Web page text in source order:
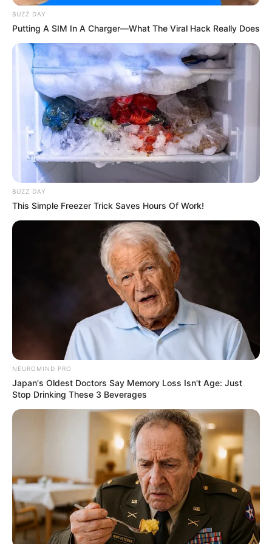
arrow_forward_ios Baca selengkapnya
Mute
(foto: instagram/wikasalim)
Biodata & Profil
Nama Lengkap: Wika Febriana Putri
BUZZ DAY
Putting A SIM In A Charger—What The Viral Hack Really Does
BUZZ DAY
This Simple Freezer Trick Saves Hours Of Work!
NEUROMIND PRO
Japan's Oldest Doctors Say Memory Loss Isn't Age: Just
Stop Drinking These 3 Beverages